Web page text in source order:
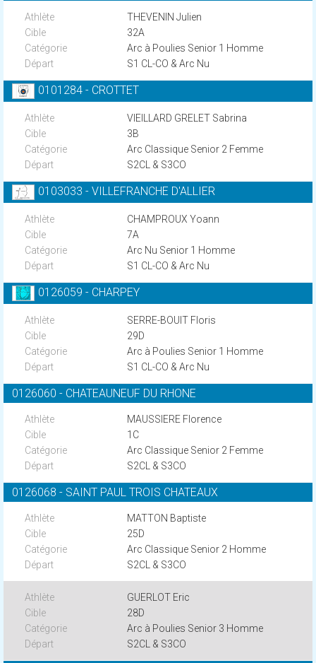
THEVENIN Julien
32A
Arc à Poulies Senior 1 Homme
S1 CL-CO & Arc Nu
0101284 - CROTTET
VIEILLARD GRELET Sabrina
3B
Arc Classique Senior 2 Femme
S2CL & S3CO
0103033 - VILLEFRANCHE D'ALLIER
CHAMPROUX Yoann
7A
Arc Nu Senior 1 Homme
S1 CL-CO & Arc Nu
0126059 - CHARPEY
SERRE-BOUIT Floris
29D
Arc à Poulies Senior 1 Homme
S1 CL-CO & Arc Nu
0126060 - CHATEAUNEUF DU RHONE
MAUSSIERE Florence
1C
Arc Classique Senior 2 Femme
S2CL & S3CO
0126068 - SAINT PAUL TROIS CHATEAUX
MATTON Baptiste
25D
Arc Classique Senior 2 Homme
S2CL & S3CO
GUERLOT Eric
28D
Arc à Poulies Senior 3 Homme
S2CL & S3CO